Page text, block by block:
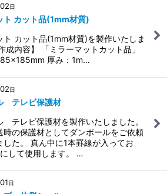
02日
ト カット品(1mm材質)
ト カット品(1mm材質)を製作いたしま
成内容】 「ミラーマットカット品」
厚み：1m…
02日
テレビ保護材
テレビ保護材を製作いたしました。
時の保護材としてダンボールをご依頼
した。 真ん中に1本罫線が入ってお
して使用します。 …
01日